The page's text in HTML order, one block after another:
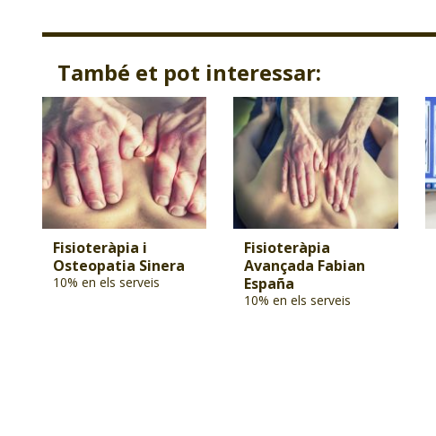
També et pot interessar:
Fisioteràpia i
Osteopatia Sinera
10% en els serveis
Fisioteràpia
Avançada Fabian
España
10% en els serveis